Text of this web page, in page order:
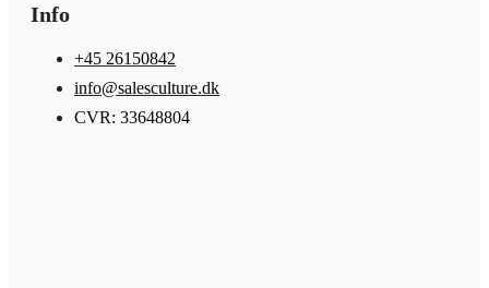
Info
+45 26150842
info@salesculture.dk
CVR: 33648804